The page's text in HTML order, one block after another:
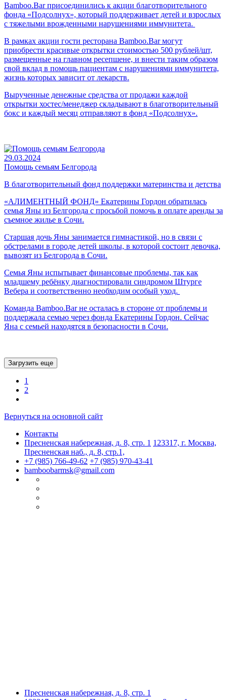
Bamboo.Bar присоединились к акции благотворительного
фонда «Подсолнух», который поддерживает детей и взрослых
с тяжелыми врожденными нарушениями иммунитета.
В рамках акции гости ресторана Bamboo.Bar могут
приобрести красивые открытки стоимостью 500 рублей/шт,
размещенные на главном ресепшене, и внести таким образом
свой вклад в помощь пациентам с нарушениями иммунитета,
жизнь которых зависит от лекарств.
Вырученные денежные средства от продажи каждой
открытки хостес/менеджер складывают в благотворительный
бокс и каждый месяц отправляют в фонд «Подсолнух».
29.03.2024
Помощь семьям Белгорода
В благотворительный фонд поддержки материнства и детства
«АЛИМЕНТНЫЙ ФОНД» Екатерины Гордон обратилась
семья Яны из Белгорода с просьбой помочь в оплате аренды за
съемное жилье в Сочи.
Старшая дочь Яны занимается гимнастикой, но в связи с
обстрелами в городе детей школы, в которой состоит девочка,
вывозят из Белгорода в Сочи.
Семья Яны испытывает финансовые проблемы, так как
младшему ребёнку диагностировали синдромом Штурге
Вебера и соответственно необходим особый уход.
Команда Bamboo.Bar не осталась в стороне от проблемы и
поддержала семью через фонда Екатерины Гордон. Сейчас
Яна с семьей находятся в безопасности в Сочи.
Загрузить еще
1
2
Вернуться на основной сайт
Контакты
Пресненская набережная, д. 8, стр. 1 123317, г. Москва,
Пресненская наб., д. 8, стр.1,
+7 (985) 766-49-62 +7 (985) 970-43-41
bamboobarmsk@gmail.com
Пресненская набережная, д. 8, стр. 1